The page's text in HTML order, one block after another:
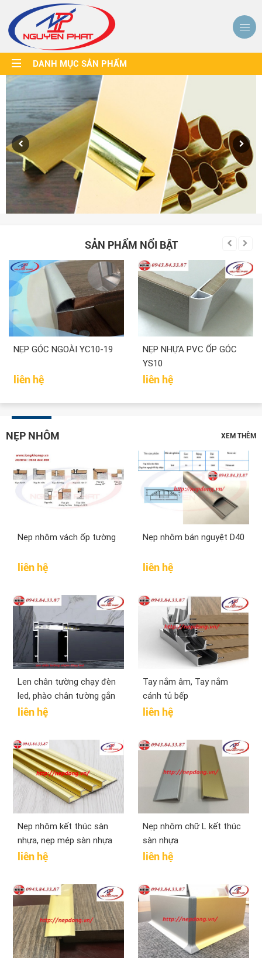
DANH MỤC SẢN PHẨM
SẢN PHẨM NỔI BẬT
NẸP GÓC NGOÀI YC10-19
liên hệ
NẸP NHỰA PVC ỐP GÓC
YS10
liên hệ
NẸP NHÔM XEM THÊM
Nẹp nhôm vách ốp tường
liên hệ
Nẹp nhôm bán nguyệt D40
liên hệ
Len chân tường chạy đèn
led, phào chân tường gắn
đèn led
liên hệ
Tay nắm âm, Tay nắm
cánh tủ bếp
liên hệ
Nẹp nhôm kết thúc sàn
nhựa, nẹp mép sàn nhựa
4-5mm giá rẻ
liên hệ
Nẹp nhôm chữ L kết thúc
sàn nhựa
liên hệ